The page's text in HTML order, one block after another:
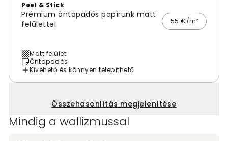
Peel & Stick
Prémium öntapadós papírunk matt
felülettel
55 €/m²
Matt felület
Öntapadós
Kivehető és könnyen telepíthető
Összehasonlítás megjelenítése
Mindig a wallizmussal